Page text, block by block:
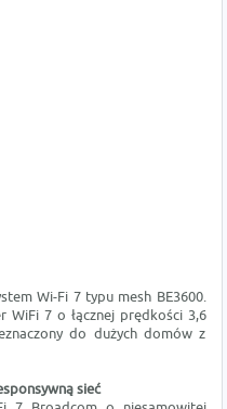
Wi-Fi 7 typu mesh BE3600.
WiFi 7 o łącznej prędkości 3,6
do dużych domów z
sieć